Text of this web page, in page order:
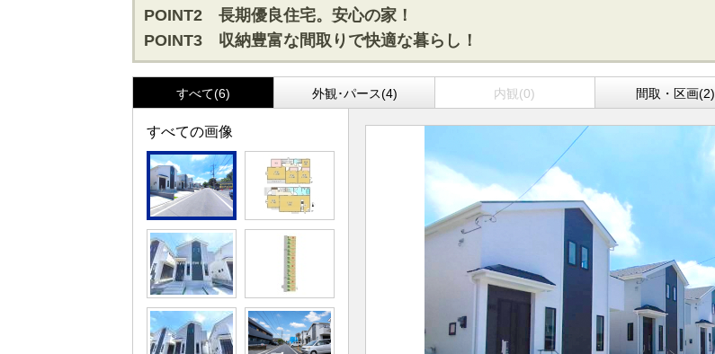
POINT2 長期優良住宅。安心の家！
POINT3 収納豊富な間取りで快適な暮らし！
すべて(6) 外観･パース(4) 内観(0) 間取・区画(2)
すべての画像